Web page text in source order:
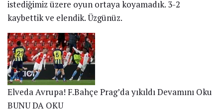
istediğimiz üzere oyun ortaya koyamadık. 3-2
kaybettik ve elendik. Üzgünüz.
Elveda Avrupa! F.Bahçe Prag’da yıkıldıDevamını Oku
BUNU DA OKU